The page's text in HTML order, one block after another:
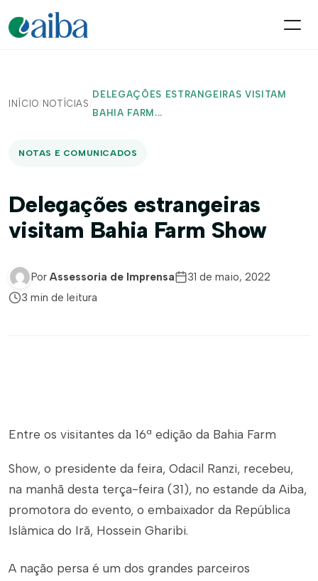
INÍCIO/ NOTÍCIAS /
DELEGAÇÕES ESTRANGEIRAS VISITAM
BAHIA FARM...
NOTAS E COMUNICADOS
Delegações estrangeiras
visitam Bahia Farm Show
Por Assessoria de Imprensa
31 de maio, 2022
3 min de leitura
Entre os visitantes da 16ª edição da Bahia Farm
Show, o presidente da feira, Odacil Ranzi, recebeu,
na manhã desta terça-feira (31), no estande da Aiba,
promotora do evento, o embaixador da República
Islâmica do Irã, Hossein Gharibi.
A nação persa é um dos grandes parceiros